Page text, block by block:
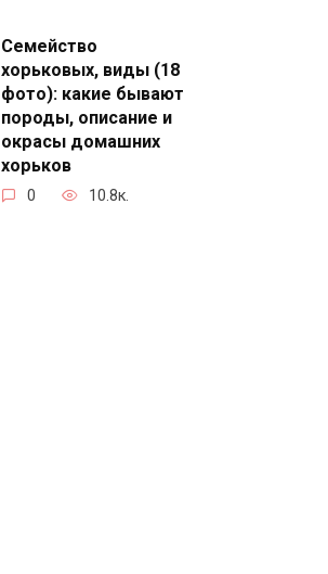
Семейство
хорьковых, виды (18
фото): какие бывают
породы, описание и
окрасы домашних
хорьков
0 10.8к.